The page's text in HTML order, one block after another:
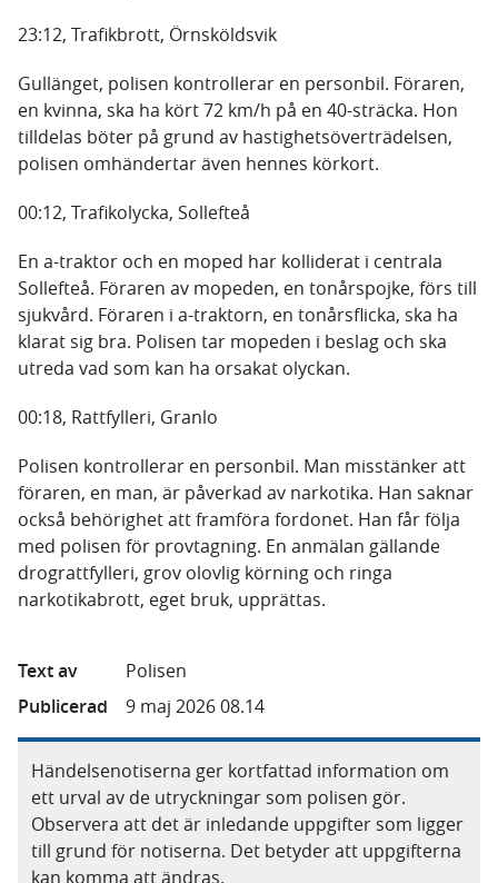
23:12, Trafikbrott, Örnsköldsvik
Gullänget, polisen kontrollerar en personbil. Föraren,
en kvinna, ska ha kört 72 km/h på en 40-sträcka. Hon
tilldelas böter på grund av hastighetsöverträdelsen,
polisen omhändertar även hennes körkort.
00:12, Trafikolycka, Sollefteå
En a-traktor och en moped har kolliderat i centrala
Sollefteå. Föraren av mopeden, en tonårspojke, förs till
sjukvård. Föraren i a-traktorn, en tonårsflicka, ska ha
klarat sig bra. Polisen tar mopeden i beslag och ska
utreda vad som kan ha orsakat olyckan.
00:18, Rattfylleri, Granlo
Polisen kontrollerar en personbil. Man misstänker att
föraren, en man, är påverkad av narkotika. Han saknar
också behörighet att framföra fordonet. Han får följa
med polisen för provtagning. En anmälan gällande
drograttfylleri, grov olovlig körning och ringa
narkotikabrott, eget bruk, upprättas.
Text av
Polisen
Publicerad
9 maj 2026 08.14
Händelsenotiserna ger kortfattad information om
ett urval av de utryckningar som polisen gör.
Observera att det är inledande uppgifter som ligger
till grund för notiserna. Det betyder att uppgifterna
kan komma att ändras.